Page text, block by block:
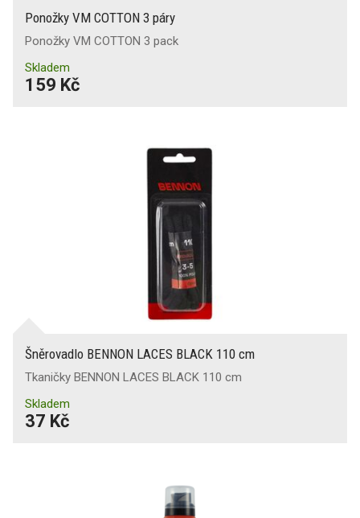
Ponožky VM COTTON 3 páry
Ponožky VM COTTON 3 pack
Skladem
159 Kč
Šněrovadlo BENNON LACES BLACK 110 cm
Tkaničky BENNON LACES BLACK 110 cm
Skladem
37 Kč